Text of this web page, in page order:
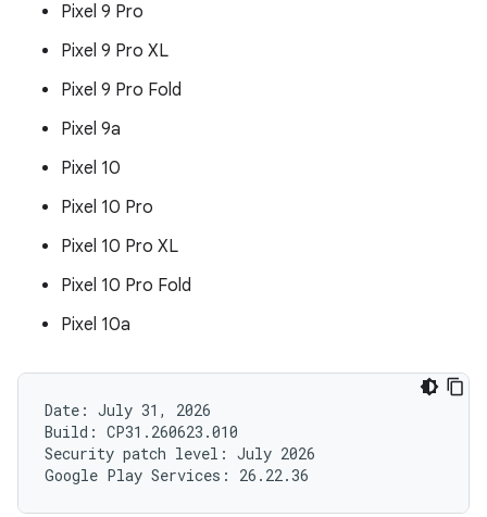
Pixel 9 Pro
Pixel 9 Pro XL
Pixel 9 Pro Fold
Pixel 9a
Pixel 10
Pixel 10 Pro
Pixel 10 Pro XL
Pixel 10 Pro Fold
Pixel 10a
Date: July 31, 2026
Build: CP31.260623.010
Security patch level: July 2026